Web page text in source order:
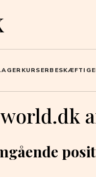
KURSER